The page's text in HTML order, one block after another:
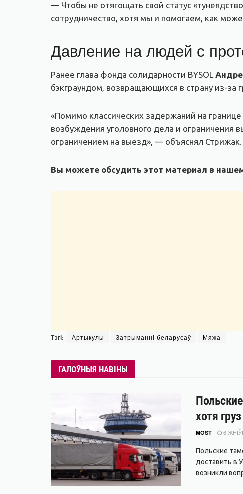
— Чтобы не отягощать свой статус
сотрудничество, хотя мы и помогаем, как
Давление на людей с
Ранее глава фонда солидарности BYSOL
бэкграундом, возвращающихся в страну из-за
«Помимо классических задержаний на
возбуждения уголовного дела и ограничения
ограничением на выезд», — объяснял Стрижак.
Вы можете обсудить этот материал в
Тэгі: Артыкулы Затрыманні беларусаў Мяжа
ГАЛОЎНЫЯ НАВІНЫ
хотя
MOST 6
Польские
доставить в
возникли